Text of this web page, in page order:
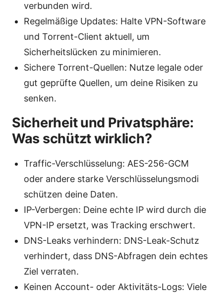
verbunden wird.
Regelmäßige Updates: Halte VPN-Software
und Torrent-Client aktuell, um
Sicherheitslücken zu minimieren.
Sichere Torrent-Quellen: Nutze legale oder
gut geprüfte Quellen, um deine Risiken zu
senken.
Sicherheit und Privatsphäre:
Was schützt wirklich?
Traffic-Verschlüsselung: AES-256-GCM
oder andere starke Verschlüsselungsmodi
schützen deine Daten.
IP-Verbergen: Deine echte IP wird durch die
VPN-IP ersetzt, was Tracking erschwert.
DNS-Leaks verhindern: DNS-Leak-Schutz
verhindert, dass DNS-Abfragen dein echtes
Ziel verraten.
Keinen Account- oder Aktivitäts-Logs: Viele